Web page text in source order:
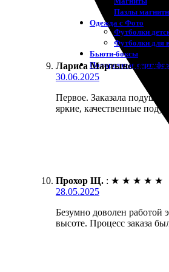
Пазлы
Одежда с Фото
Футболки
Футболки для
Бьюти-боксы
Подарочные
Лариса Мартынова : ★ ★
30.06.2025
Первое. Заказала
яркие, качественные
Прохор Щ. : ★ ★ ★ ★ ★
28.05.2025
Безумно доволен работой
высоте. Процесс заказа